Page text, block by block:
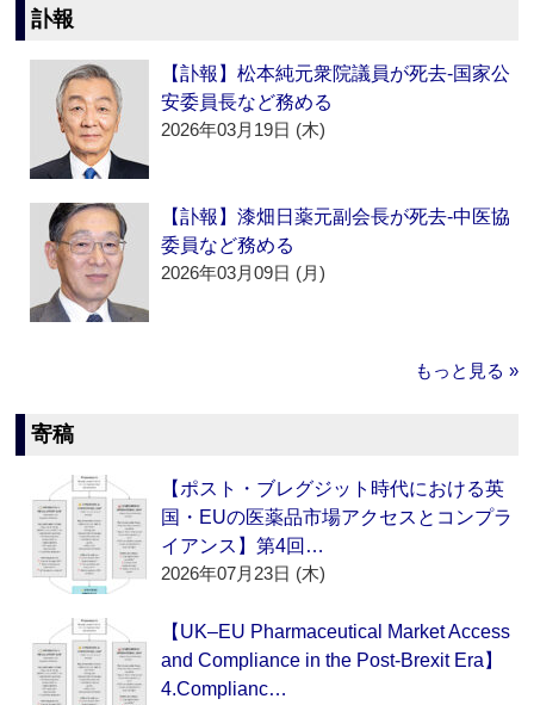
訃報
【訃報】松本純元衆院議員が死去‐国家公
安委員長など務める
2026年03月19日 (木)
【訃報】漆畑日薬元副会長が死去‐中医協
委員など務める
2026年03月09日 (月)
もっと見る »
寄稿
【ポスト・ブレグジット時代における英
国・EUの医薬品市場アクセスとコンプラ
イアンス】第4回…
2026年07月23日 (木)
【UK–EU Pharmaceutical Market Access
and Compliance in the Post-Brexit Era】
4.Complianc…